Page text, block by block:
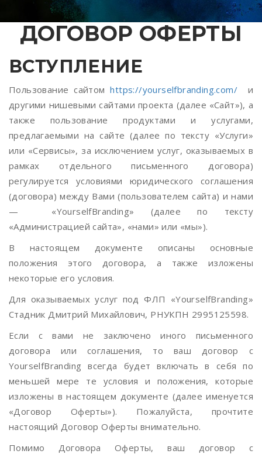
ДОГОВОР ОФЕРТЫ
ВСТУПЛЕНИЕ
Пользование сайтомhttps://yourselfbranding.com/ и
другими нишевыми сайтами проекта (далее «Сайт»), а
также пользование продуктами и услугами,
предлагаемыми на сайте (далее по тексту «Услуги»
или «Сервисы», за исключением услуг, оказываемых в
рамках отдельного письменного договора)
регулируется условиями юридического соглашения
(договора) между Вами (пользователем сайта) и нами
— «YourselfBranding» (далее по тексту
«Администрацией сайта», «нами» или «мы»).
В настоящем документе описаны основные
положения этого договора, а также изложены
некоторые его условия.
Для оказываемых услуг под ФЛП «YourselfBranding»
Стадник Дмитрий Михайлович, РНУКПН 2995125598.
Если с вами не заключено иного письменного
договора или соглашения, то ваш договор с
YourselfBranding всегда будет включать в себя по
меньшей мере те условия и положения, которые
изложены в настоящем документе (далее именуется
«Договор Оферты»). Пожалуйста, прочтите
настоящий Договор Оферты внимательно.
Помимо Договора Оферты, ваш договор с